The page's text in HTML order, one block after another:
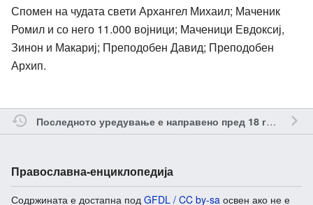
Спомен на чудата свети Архангел Михаил; Маченик
Ромил и со него 11.000 војници; Маченици Евдоксиј,
Зинон и Макариј; Преподобен Давид; Преподобен
Архип.
Последното уредување е направено пред 18 години од
Православна-енциклопедија
Содржината е достапна под GFDL / CC by-sa освен ако не е